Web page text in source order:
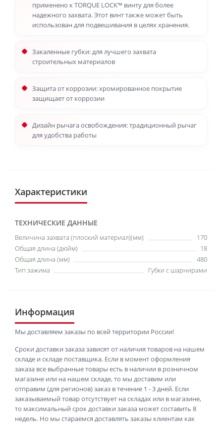
применено к TORQUE LOCK™ винту для более
надежного захвата. Этот винт также может быть
использован для подвешивания в целях хранения.
Закаленные губки: для лучшего захвата
строительных материалов
Защита от коррозии: хромированное покрытие
защищает от коррозии
Дизайн рычага освобождения: традиционный рычаг
для удобства работы
Характеристики
ТЕХНИЧЕСКИЕ ДАННЫЕ
Величина захвата (плоский материал)(мм)
170
Общая длина (дюйм)
18
Общая длина (мм)
480
Тип зажима
Губки с шарнирами
Информация
Мы доставляем заказы по всей территории России!
Сроки доставки заказа зависят от наличия товаров на нашем
складе и складе поставщика. Если в момент оформления
заказа все выбранные товары есть в наличии в розничном
магазине или на нашем складе, то мы доставим или
отправим (для регионов) заказ в течение 1 - 3 дней. Если
заказываемый товар отсутствует на складах или в магазине,
то максимальный срок доставки заказа может составить 8
недель. Но мы стараемся доставлять заказы клиентам как